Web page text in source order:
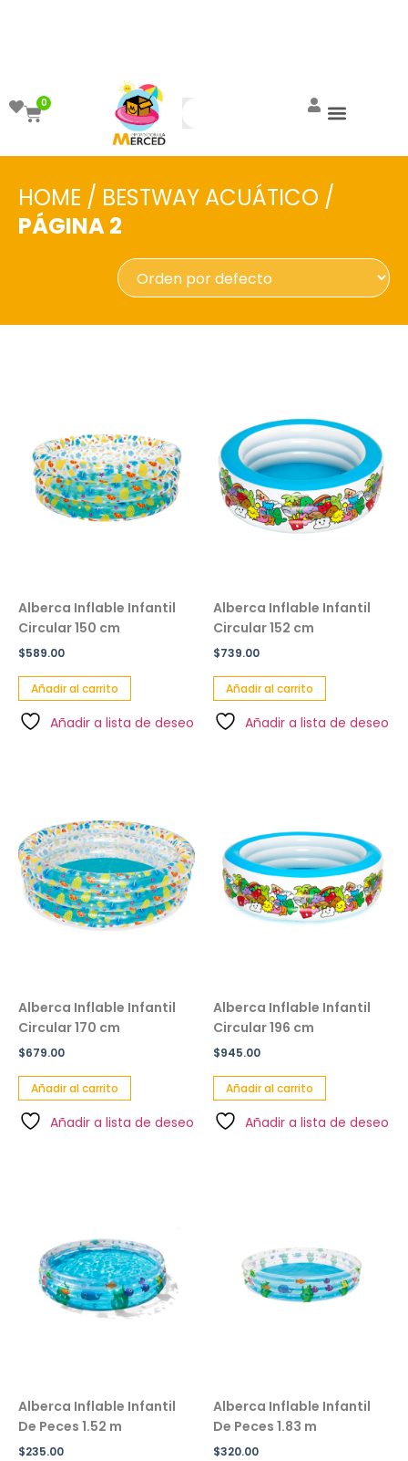
0
HOME / BESTWAY ACUÁTICO /
PÁGINA 2
Alberca Inflable Infantil
Circular 150 cm
$589.00
Añadir al carrito
Añadir a lista de deseo
Alberca Inflable Infantil
Circular 152 cm
$739.00
Añadir al carrito
Añadir a lista de deseo
Alberca Inflable Infantil
Circular 170 cm
$679.00
Añadir al carrito
Añadir a lista de deseo
Alberca Inflable Infantil
Circular 196 cm
$945.00
Añadir al carrito
Añadir a lista de deseo
Alberca Inflable Infantil
De Peces 1.52 m
$235.00
Alberca Inflable Infantil
De Peces 1.83 m
$320.00